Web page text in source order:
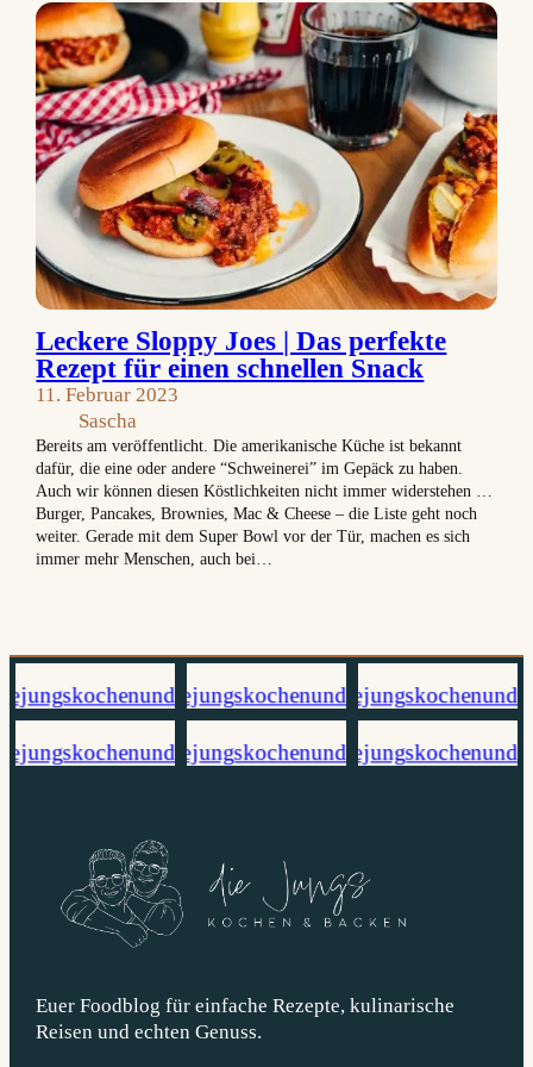
Leckere Sloppy Joes | Das perfekte
Rezept für einen schnellen Snack
11. Februar 2023
Sascha
Bereits am veröffentlicht. Die amerikanische Küche ist bekannt
dafür, die eine oder andere “Schweinerei” im Gepäck zu haben.
Auch wir können diesen Köstlichkeiten nicht immer widerstehen …
Burger, Pancakes, Brownies, Mac & Cheese – die Liste geht noch
weiter. Gerade mit dem Super Bowl vor der Tür, machen es sich
immer mehr Menschen, auch bei…
Euer Foodblog für einfache Rezepte, kulinarische
Reisen und echten Genuss.